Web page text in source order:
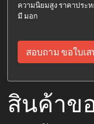
ความนิยมสูง ราคาประ
มี มอก
สอบถาม ขอใบเ
สินค้าขอ